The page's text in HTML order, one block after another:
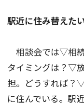
駅近に住み替えた
相談会では▽相続
タイミングは？▽
担。どうすれば？
に住んでいる。駅